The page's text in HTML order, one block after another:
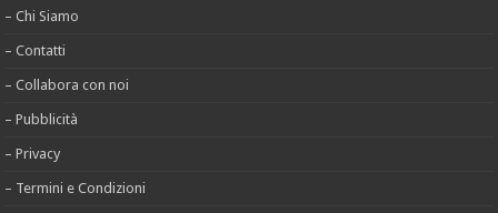
– Chi Siamo
– Contatti
– Collabora con noi
– Pubblicità
– Privacy
– Termini e Condizioni